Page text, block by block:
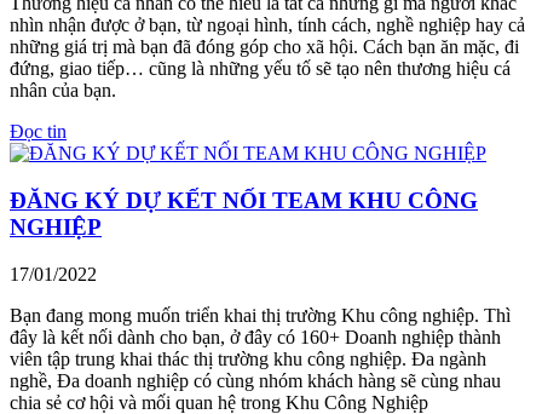
nhìn nhận được ở bạn, từ ngoại hình, tính cách, nghề nghiệp hay cả
những giá trị mà bạn đã đóng góp cho xã hội. Cách bạn ăn mặc, đi
đứng, giao tiếp… cũng là những yếu tố sẽ tạo nên thương hiệu cá
nhân của bạn.
Đọc tin
ĐĂNG KÝ DỰ KẾT NỐI TEAM KHU CÔNG
NGHIỆP
17/01/2022
Bạn đang mong muốn triển khai thị trường Khu công nghiệp. Thì
đây là kết nối dành cho bạn, ở đây có 160+ Doanh nghiệp thành
viên tập trung khai thác thị trường khu công nghiệp. Đa ngành
nghề, Đa doanh nghiệp có cùng nhóm khách hàng sẽ cùng nhau
chia sẻ cơ hội và mối quan hệ trong Khu Công Nghiệp